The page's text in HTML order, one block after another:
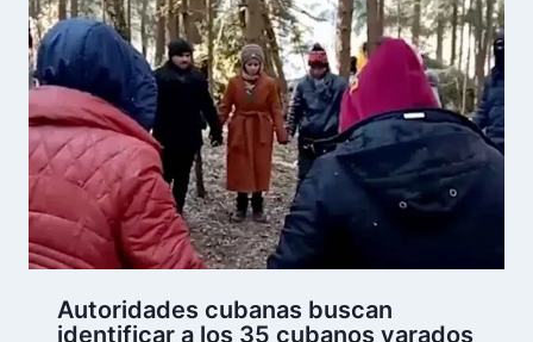
Autoridades cubanas buscan
identificar a los 35 cubanos varados